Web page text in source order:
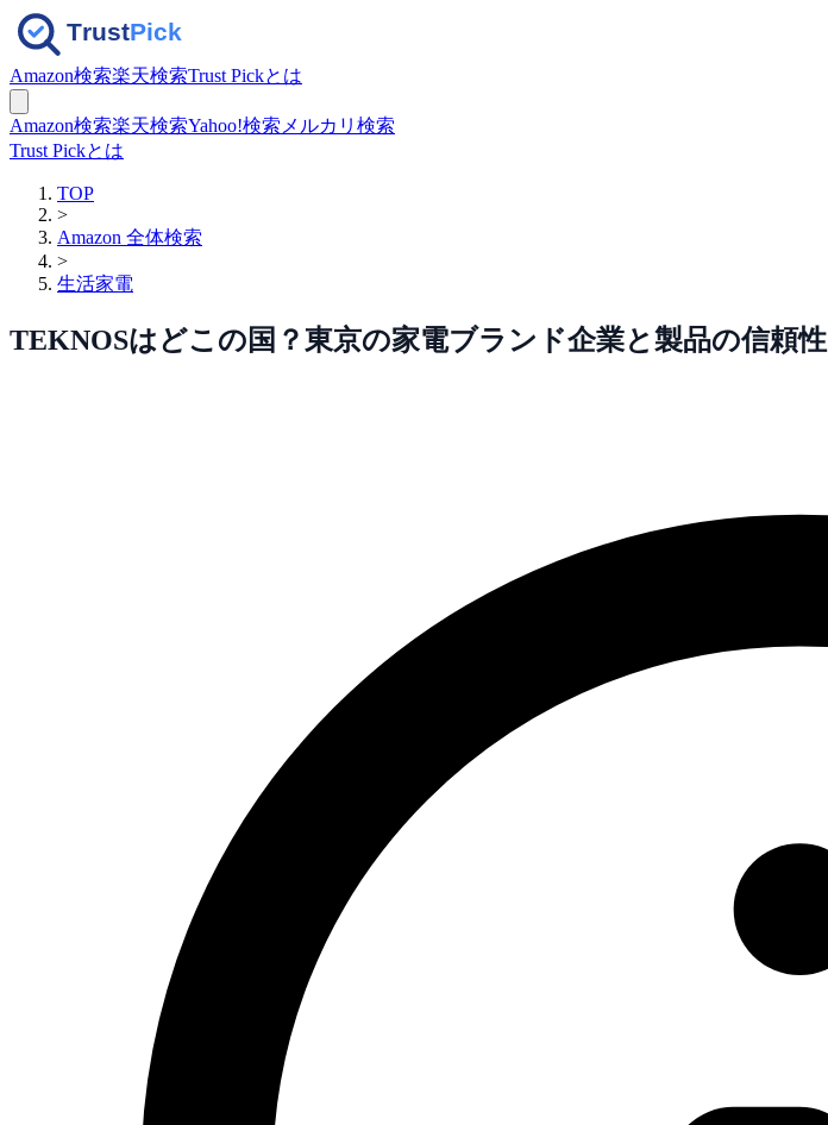
Amazon検索楽天検索Trust Pickとは
Amazon検索楽天検索Yahoo!検索 メルカリ検索
Trust Pickとは
TOP
>
Amazon 全体検索
>
生活家電
TEKNOSはどこの国？東京の家電ブランド企業と製品の信頼性